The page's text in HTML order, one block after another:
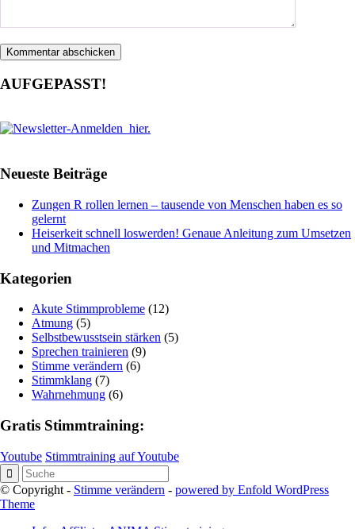
AUFGEPASST!
Neueste Beiträge
Zungen R rollen lernen – tausende von Menschen haben es so
gelernt
Heiserkeit schnell loswerden! Genaue Anleitung zum Umsetzen
und Mitmachen
Kategorien
Akute Stimmprobleme (12)
Atmung (5)
Selbstbewusstsein stärken (5)
Sprechen trainieren (9)
Stimme verändern (6)
Stimmklang (7)
Wahrnehmung (6)
Gratis Stimmtraining:
Youtube Stimmtraining auf Youtube
© Copyright - Stimme verändern - powered by Enfold WordPress
Theme